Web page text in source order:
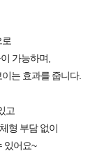
가능하며,
는 효과를 줍니다.
고
형 부담 없이
있어요~